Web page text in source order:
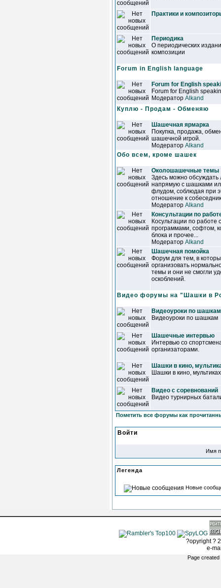
Практики и
Периодика
О периодических
композиции
Forum in English language
Forum for English
Forum for English
Модератор Alkand
Куплю - Продам - Обменяю
Шашечная ярмарка
Покупка, продажа,
шашечной игрой.
Модератор Alkand
Обо всем, кроме шашек
Околошашечные темы
Здесь можно
напрямую с шашками
флудом, соблюдая при
отношение к
Модератор Alkand
Консультации по
Косультации по работе
программами, софтом,
блока и прочее...
Модератор Alkand
Шашечная помойка
Форум для тем, в
организовать
темы и они не смогли
оскоблений.
Видео форумы на "Шашки в
Видеоуроки по шашкам
Видеоуроки по шашкам
Шашечные интервью
Интервью со
организаторами.
Шашки в кино,
Шашки в кино,
Видео с соревнований
Видео турнирных
Пометить все форумы как
Войти
Имя
Легенда
Новые
?opyright ?
e-
Page